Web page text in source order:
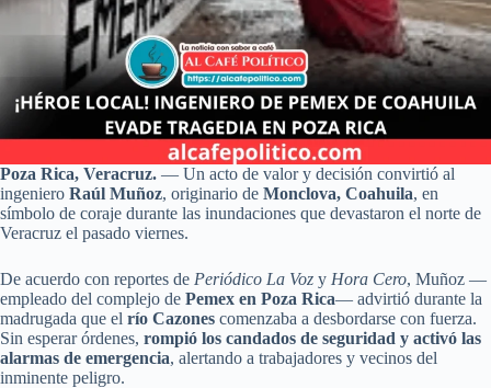
Poza Rica, Veracruz. — Un acto de valor y decisión convirtió al
ingeniero Raúl Muñoz, originario de Monclova, Coahuila, en
símbolo de coraje durante las inundaciones que devastaron el norte de
Veracruz el pasado viernes.
De acuerdo con reportes de Periódico La Voz y Hora Cero, Muñoz —
empleado del complejo de Pemex en Poza Rica— advirtió durante la
madrugada que el río Cazones comenzaba a desbordarse con fuerza.
Sin esperar órdenes, rompió los candados de seguridad y activó las
alarmas de emergencia, alertando a trabajadores y vecinos del
inminente peligro.